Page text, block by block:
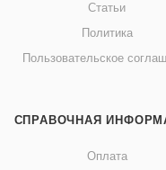
Статьи
Политика
Пользовательское
СПРАВОЧНАЯ
Оплата